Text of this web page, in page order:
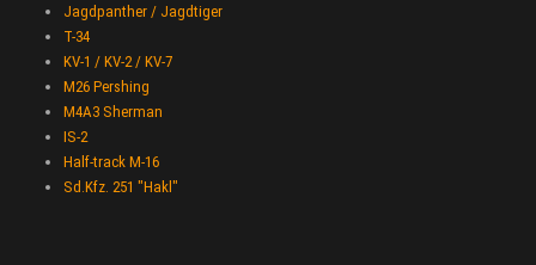
Jagdpanther / Jagdtiger
T-34
KV-1 / KV-2 / KV-7
M26 Pershing
M4A3 Sherman
IS-2
Half-track M-16
Sd.Kfz. 251 "Hakl"